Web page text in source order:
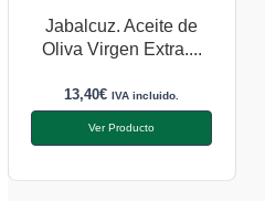
Jabalcuz. Aceite de
Oliva Virgen Extra....
13,40€ IVA incluido.
Ver Producto